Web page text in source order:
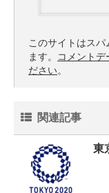
このサイトはス
ます。
コメントデ
ださい。
関連記事
東